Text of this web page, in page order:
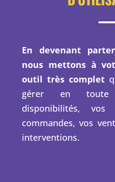
En devenant
nous mettons à
outil très complet
gérer en toute
disponibilités, vos
commandes, vos
interventions.